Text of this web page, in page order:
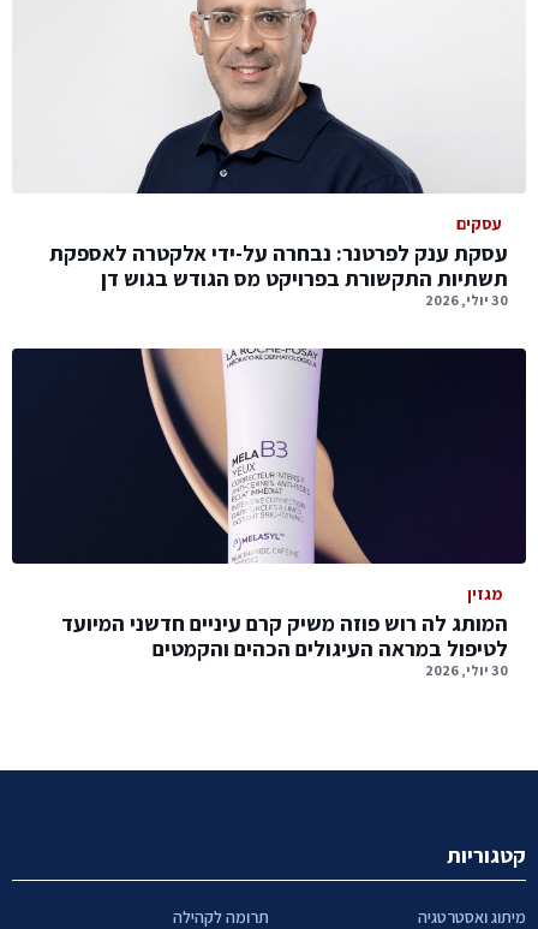
עסקים
עסקת ענק לפרטנר: נבחרה על-ידי אלקטרה לאספקת
תשתיות התקשורת בפרויקט מס הגודש בגוש דן
30 יולי, 2026
מגזין
המותג לה רוש פוזה משיק קרם עיניים חדשני המיועד
לטיפול במראה העיגולים הכהים והקמטים
30 יולי, 2026
קטגוריות
מיתוג ואסטרטגיה
תרומה לקהילה